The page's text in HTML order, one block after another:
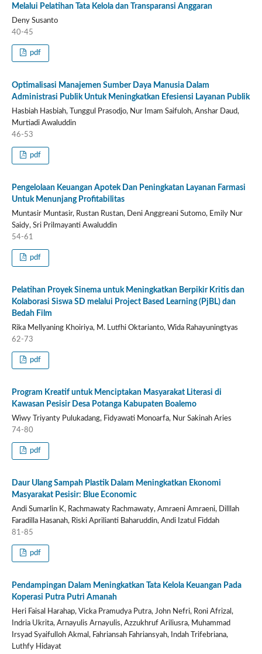
Melalui Pelatihan Tata Kelola dan Transparansi Anggaran
Deny Susanto
40-45
pdf
Optimalisasi Manajemen Sumber Daya Manusia Dalam
Administrasi Publik Untuk Meningkatkan Efesiensi Layanan Publik
Hasbiah Hasbiah, Tunggul Prasodjo, Nur Imam Saifuloh, Anshar Daud,
Murtiadi Awaluddin
46-53
pdf
Pengelolaan Keuangan Apotek Dan Peningkatan Layanan Farmasi
Untuk Menunjang Profitabilitas
Muntasir Muntasir, Rustan Rustan, Deni Anggreani Sutomo, Emily Nur
Saidy, Sri Prilmayanti Awaluddin
54-61
pdf
Pelatihan Proyek Sinema untuk Meningkatkan Berpikir Kritis dan
Kolaborasi Siswa SD melalui Project Based Learning (PjBL) dan
Bedah Film
Rika Mellyaning Khoiriya, M. Lutfhi Oktarianto, Wida Rahayuningtyas
62-73
pdf
Program Kreatif untuk Menciptakan Masyarakat Literasi di
Kawasan Pesisir Desa Potanga Kabupaten Boalemo
Wiwy Triyanty Pulukadang, Fidyawati Monoarfa, Nur Sakinah Aries
74-80
pdf
Daur Ulang Sampah Plastik Dalam Meningkatkan Ekonomi
Masyarakat Pesisir: Blue Economic
Andi Sumarlin K, Rachmawaty Rachmawaty, Amraeni Amraeni, Dilllah
Faradilla Hasanah, Riski Aprilianti Baharuddin, Andi Izatul Fiddah
81-85
pdf
Pendampingan Dalam Meningkatkan Tata Kelola Keuangan Pada
Koperasi Putra Putri Amanah
Heri Faisal Harahap, Vicka Pramudya Putra, John Nefri, Roni Afrizal,
Indria Ukrita, Arnayulis Arnayulis, Azzukhruf Ariliusra, Muhammad
Irsyad Syaifulloh Akmal, Fahriansah Fahriansyah, Indah Trifebriana,
Luthfy Hidayat